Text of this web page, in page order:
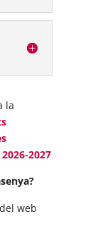
la
2027
web